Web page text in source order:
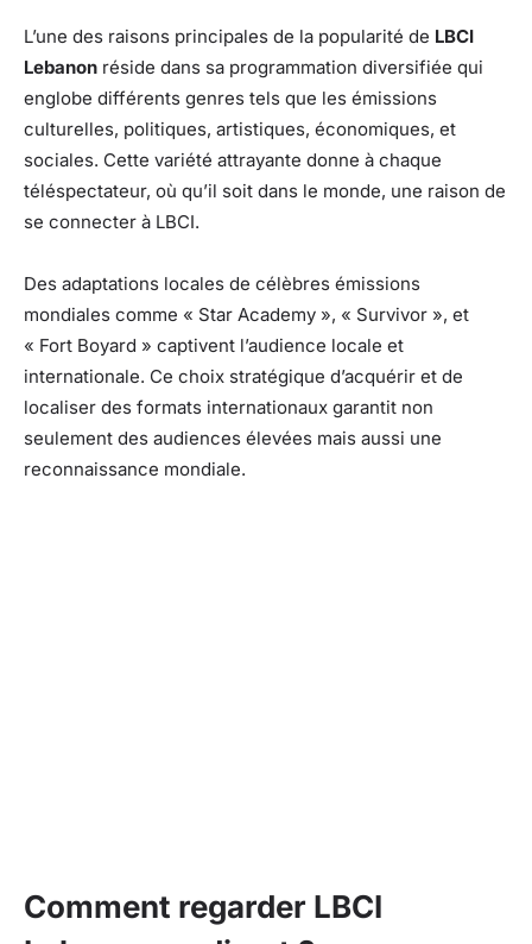
L’une des raisons principales de la popularité de LBCI
Lebanon réside dans sa programmation diversifiée qui
englobe différents genres tels que les émissions
culturelles, politiques, artistiques, économiques, et
sociales. Cette variété attrayante donne à chaque
téléspectateur, où qu’il soit dans le monde, une raison de
se connecter à LBCI.
Des adaptations locales de célèbres émissions
mondiales comme « Star Academy », « Survivor », et
« Fort Boyard » captivent l’audience locale et
internationale. Ce choix stratégique d’acquérir et de
localiser des formats internationaux garantit non
seulement des audiences élevées mais aussi une
reconnaissance mondiale.
Comment regarder LBCI